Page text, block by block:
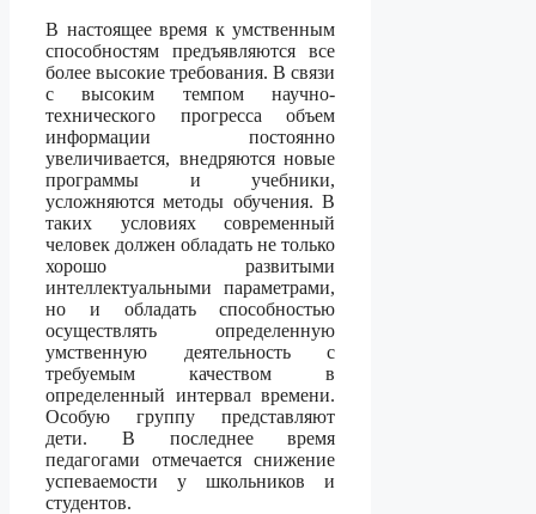
В настоящее время к умственным
способностям предъявляются все
более высокие требования. В связи
с высоким темпом научно-
технического прогресса объем
информации постоянно
увеличивается, внедряются новые
программы и учебники,
усложняются методы обучения. В
таких условиях современный
человек должен обладать не только
хорошо развитыми
интеллектуальными параметрами,
но и обладать способностью
осуществлять определенную
умственную деятельность с
требуемым качеством в
определенный интервал времени.
Особую группу представляют
дети. В последнее время
педагогами отмечается снижение
успеваемости у школьников и
студентов.